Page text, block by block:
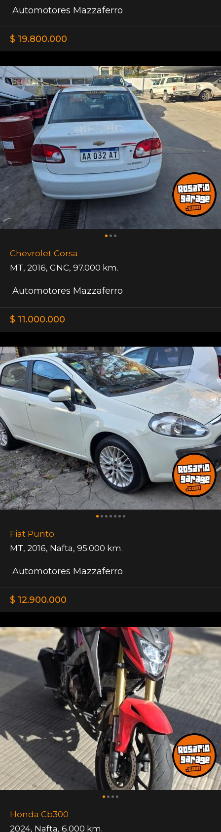
Automotores Mazzaferro
$ 19.800.000
Chevrolet Corsa
MT, 2016, GNC, 97.000 km.
Automotores Mazzaferro
$ 11.000.000
Fiat Punto
MT, 2016, Nafta, 95.000 km.
Automotores Mazzaferro
$ 12.900.000
Honda Cb300
2024, Nafta, 6.000 km.